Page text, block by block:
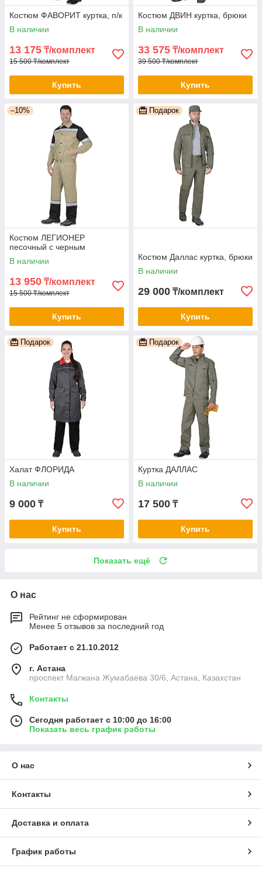
Костюм ФАВОРИТ куртка, п/к
В наличии
13 175 ₸/комплект
15 500 ₸/комплект
Купить
Костюм ДВИН куртка, брюки
В наличии
33 575 ₸/комплект
39 500 ₸/комплект
Купить
–10%
Костюм ЛЕГИОНЕР
песочный с черным
В наличии
13 950 ₸/комплект
15 500 ₸/комплект
Купить
Подарок
Костюм Даллас куртка, брюки
В наличии
29 000 ₸/комплект
Купить
Подарок
Халат ФЛОРИДА
В наличии
9 000 ₸
Купить
Подарок
Куртка ДАЛЛАС
В наличии
17 500 ₸
Купить
Показать ещё
О нас
Рейтинг не сформирован
Менее 5 отзывов за последний год
Работает с 21.10.2012
г. Астана
проспект Магжана Жумабаева 30/6, Астана, Казахстан
Контакты
Сегодня работает с 10:00 до 16:00
Показать весь график работы
О нас
Контакты
Доставка и оплата
График работы